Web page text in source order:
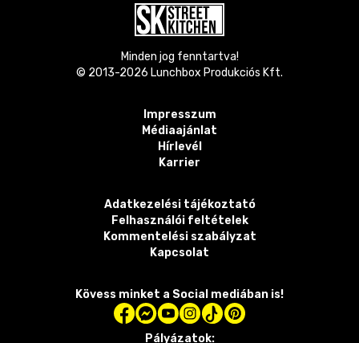
Minden jog fenntartva!
© 2013-2026 Lunchbox Produkciós Kft.
Impresszum
Médiaajánlat
Hírlevél
Karrier
Adatkezelési tájékoztató
Felhasználói feltételek
Kommentelési szabályzat
Kapcsolat
Kövess minket a Social mediában is!
Pályázatok: